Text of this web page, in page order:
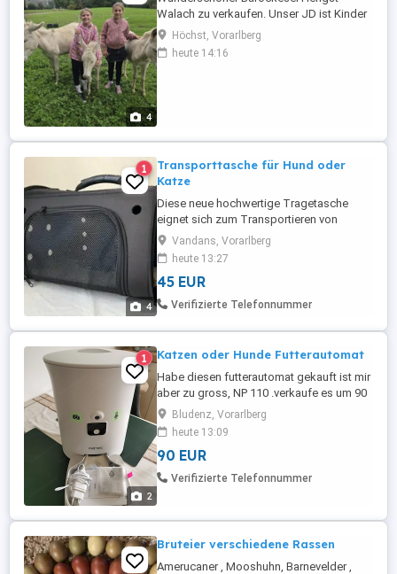
4
Walach zu verkaufen. Unser JD ist Kinder
gewohnt, läuft super am Strick. Hufe
geben müssen wir noch üben. Er ist für
sein alter super freundlich und zutraulich.
Höchst, Vorarlberg
heute 14:16
4
1
Transporttasche für Hund oder
Katze
Diese neue hochwertige Tragetasche
eignet sich zum Transportieren von
Katzen und kleinen Hunden. Mit der
Transporttasche Anton von AniOne
bietest du deinem Hund eine praktische
Transportmöglichkeit. Auf dem
gemütlichen Fleecekissen lässt es sich
Netzeinsätze sorgen für ...
Vandans, Vorarlberg
heute 13:27
45 EUR
Verifizierte Telefonnummer
2
1 Katzen oder Hunde Futterautomat
Habe diesen futterautomat gekauft ist mir
aber zu gross, NP 110 .verkaufe es um 90
in Bludenz
Bludenz, Vorarlberg
heute 13:09
90 EUR
Verifizierte Telefonnummer
Bruteier verschiedene Rassen
Amerucaner , Mooshuhn, Barnevelder ,